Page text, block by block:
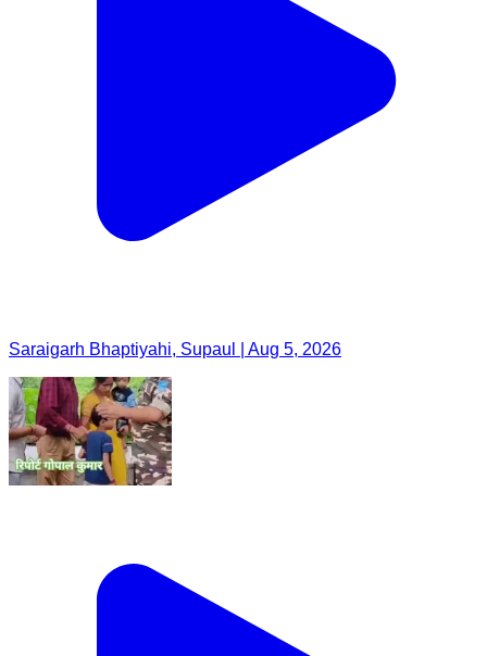
Saraigarh Bhaptiyahi, Supaul | Aug 5, 2026